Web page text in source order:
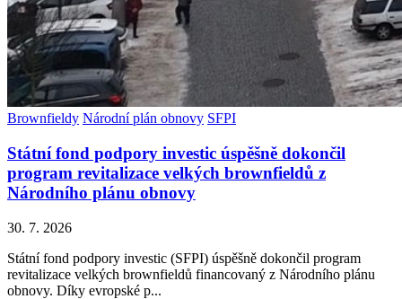
Brownfieldy Národní plán obnovy SFPI
Státní fond podpory investic úspěšně dokončil
program revitalizace velkých brownfieldů z
Národního plánu obnovy
30. 7. 2026
Státní fond podpory investic (SFPI) úspěšně dokončil program
revitalizace velkých brownfieldů financovaný z Národního plánu
obnovy. Díky evropské p...